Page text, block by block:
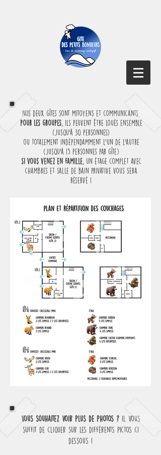
nos deux gîtes sont mitoyens et communicants,
pour les groupes,
ils peuvent être loués ensemble
(jusqu'à 30 personnes)
ou totalement indépendamment l'un de l'autre
(jusqu'à 15 personnes par gîte)
si vous venez en famille,
un étage complet avec
chambres et salle de bain privative vous sera
réservé !
vous souhaitez voir plus de photos ?il vous
suffit de cliquer sur les différents pictos ci
dessous !